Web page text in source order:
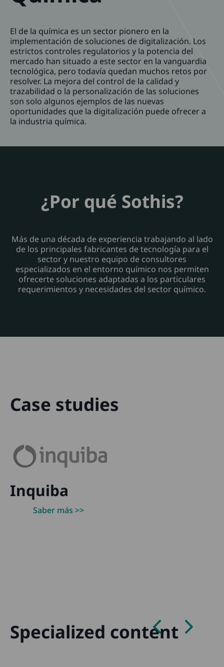
El de la química es un sector pionero en la
implementación de soluciones de digitalización. Los
estrictos controles regulatorios y la potencia del
mercado han situado a este sector en la vanguardia
tecnológica, pero todavía quedan muchos retos por
resolver. La mejora del control de la calidad y
trazabilidad o la personalización de las soluciones
son solo algunos ejemplos de las nuevas
oportunidades que la digitalización puede ofrecer a
la industria química.
¿Por qué Sothis?
Más de una década de experiencia trabajando al lado
de los principales fabricantes de tecnología para el
sector y nuestro equipo de consultores
especializados en el entorno químico nos permiten
ofrecerte soluciones adaptadas a los particulares
requerimientos y necesidades del sector químico.
Case studies
Inquiba
Saber más >>
Specialized content